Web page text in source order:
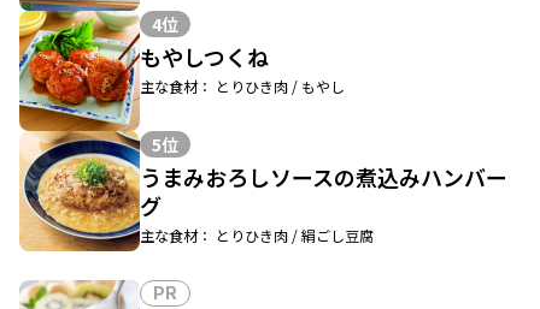
4位
もやしつくね
主な食材： とりひき肉 / もやし
5位
うまみおろしソースの煮込みハンバー
グ
主な食材： とりひき肉 / 絹ごし豆腐
PR